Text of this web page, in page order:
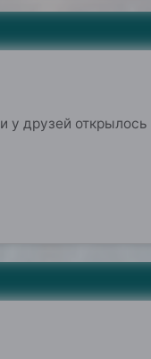
у друзей открылось